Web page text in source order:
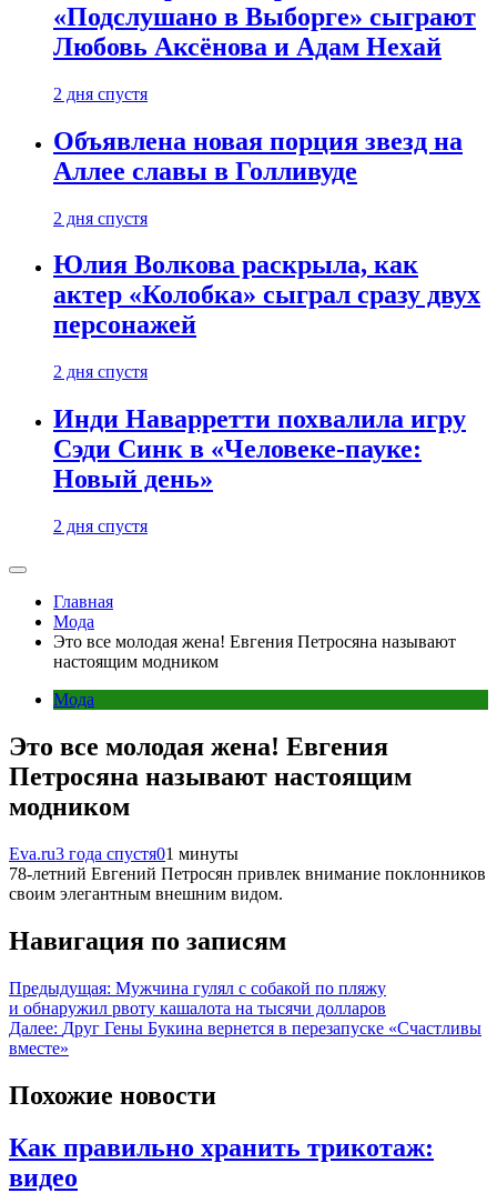
«Подслушано в Выборге» сыграют
Любовь Аксёнова и Адам Нехай
2 дня спустя
Объявлена новая порция звезд на
Аллее славы в Голливуде
2 дня спустя
Юлия Волкова раскрыла, как
актер «Колобка» сыграл сразу двух
персонажей
2 дня спустя
Инди Наварретти похвалила игру
Сэди Синк в «Человеке-пауке:
Новый день»
2 дня спустя
Главная
Мода
Это все молодая жена! Евгения Петросяна называют
настоящим модником
Мода
Это все молодая жена! Евгения
Петросяна называют настоящим
модником
Eva.ru3 года спустя01 минуты
78-летний Евгений Петросян привлек внимание поклонников
своим элегантным внешним видом.
Навигация по записям
Предыдущая: Мужчина гулял с собакой по пляжу
и обнаружил рвоту кашалота на тысячи долларов
Далее: Друг Гены Букина вернется в перезапуске «Счастливы
вместе»
Похожие новости
Как правильно хранить трикотаж:
видео